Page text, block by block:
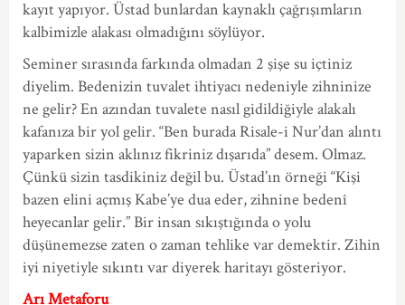
kayıt yapıyor. Üstad bunlardan kaynaklı çağrışımların
kalbimizle alakası olmadığını söylüyor.
Seminer sırasında farkında olmadan 2 şişe su içtiniz
diyelim. Bedenizin tuvalet ihtiyacı nedeniyle zihninize
ne gelir? En azından tuvalete nasıl gidildiğiyle alakalı
kafanıza bir yol gelir. “Ben burada Risale-i Nur’dan alıntı
yaparken sizin aklınız fikriniz dışarıda” desem. Olmaz.
Çünkü sizin tasdikiniz değil bu. Üstad’ın örneği “Kişi
bazen elini açmış Kabe’ye dua eder, zihnine bedenî
heyecanlar gelir.” Bir insan sıkıştığında o yolu
düşünemezse zaten o zaman tehlike var demektir. Zihin
iyi niyetiyle sıkıntı var diyerek haritayı gösteriyor.
Arı Metaforu